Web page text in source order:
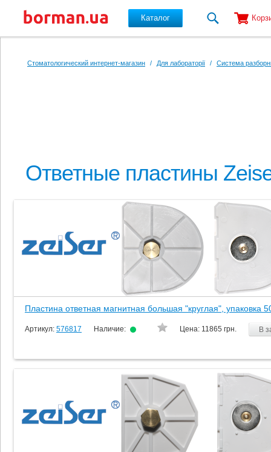
Каталог
Стоматологический интернет-магазин / Для лабораторії / Система
Ответные пластины
Пластина ответная магнитная большая "круглая", упаковка
Артикул: 576817 Наличие: В
Цена: 11865 грн.